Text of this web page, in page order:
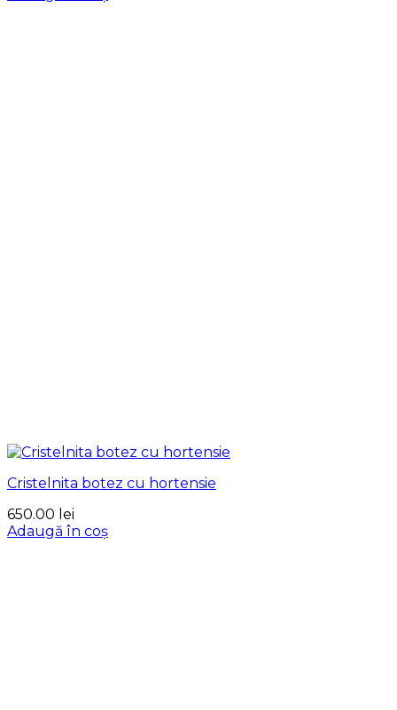
Cristelnita botez cu hortensie
650.00 lei
Adaugă în coș